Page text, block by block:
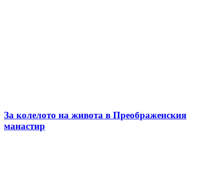
За колелото на живота в Преображенския
манастир